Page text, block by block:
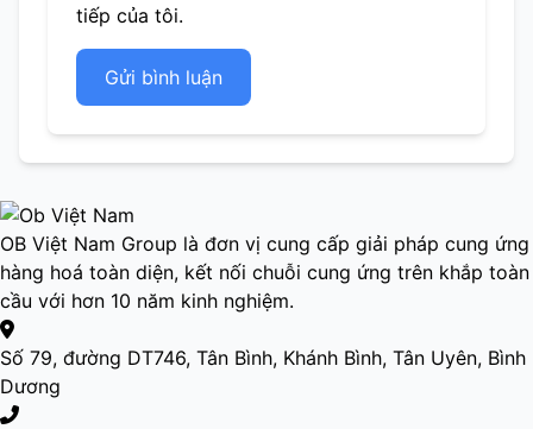
tiếp của tôi.
Gửi bình luận
OB Việt Nam Group là đơn vị cung cấp giải pháp cung ứng
hàng hoá toàn diện, kết nối chuỗi cung ứng trên khắp toàn
cầu với hơn 10 năm kinh nghiệm.
Số 79, đường DT746, Tân Bình, Khánh Bình, Tân Uyên, Bình
Dương